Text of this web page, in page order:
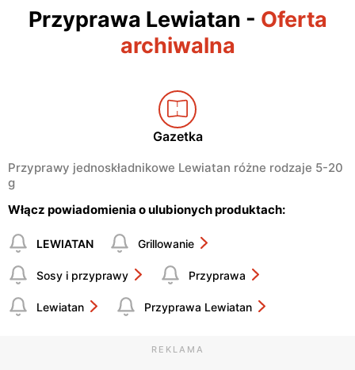
Przyprawa Lewiatan - Oferta
archiwalna
Gazetka
Przyprawy jednoskładnikowe Lewiatan różne rodzaje 5-20
g
Włącz powiadomienia o ulubionych produktach:
LEWIATAN Grillowanie
Sosy i przyprawy Przyprawa
Lewiatan Przyprawa Lewiatan
REKLAMA